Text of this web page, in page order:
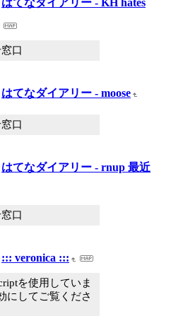
口
はてなダイアリー - moose
口
はてなダイアリー - rnup 最近
口
::: veronica :::
を使用していま
にしてご覧くださ